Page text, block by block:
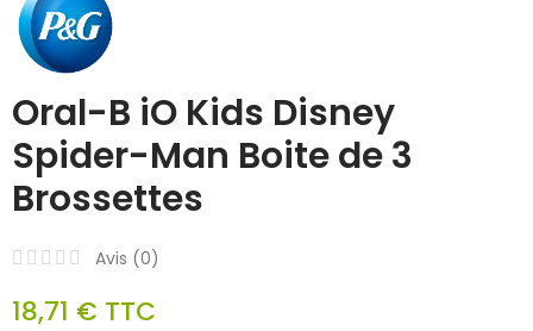
Oral-B iO Kids Disney
Spider-Man Boite de 3
Brossettes
Avis (0)
18,71 € TTC